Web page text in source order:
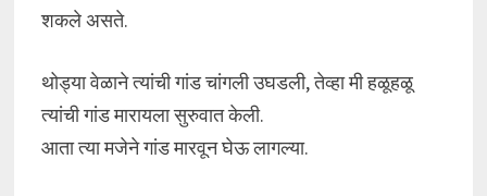
शकले असते.
थोड्या वेळाने त्यांची गांड चांगली उघडली, तेव्हा मी हळूहळू
त्यांची गांड मारायला सुरुवात केली.
आता त्या मजेने गांड मारवून घेऊ लागल्या.